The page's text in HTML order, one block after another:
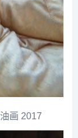
画 2017